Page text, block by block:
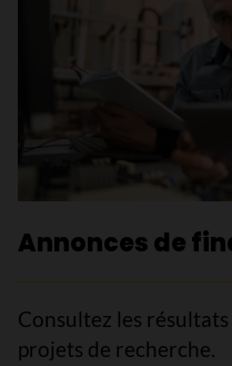
Annonces de
Consultez les
projets de recherche.